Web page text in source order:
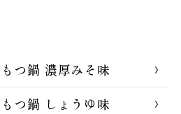
もつ鍋 濃厚みそ味
もつ鍋 しょうゆ味